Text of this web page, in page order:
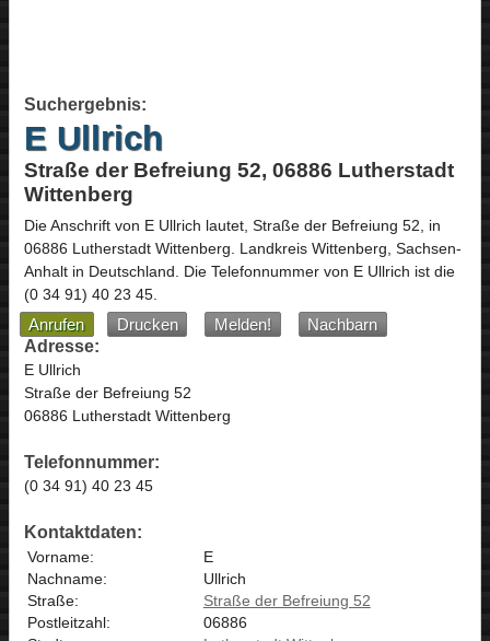
Suchergebnis:
E Ullrich
Straße der Befreiung 52, 06886 Lutherstadt
Wittenberg
Die Anschrift von E Ullrich lautet, Straße der Befreiung 52, in
06886 Lutherstadt Wittenberg. Landkreis Wittenberg, Sachsen-
Anhaltin Deutschland. Die Telefonnummer von E Ullrich ist die
(0 34 91) 40 23 45.
Anrufen Drucken Melden!
Nachbarn
Adresse:
E Ullrich
Straße der Befreiung 52
06886 Lutherstadt Wittenberg
Telefonnummer:
(0 34 91) 40 23 45
Kontaktdaten:
Vorname:
E
Nachname:
Ullrich
Straße:
Straße der Befreiung 52
Postleitzahl:
06886